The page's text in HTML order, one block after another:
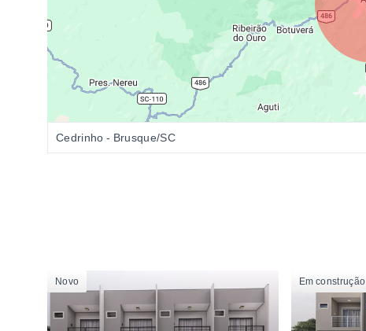
Cedrinho - Brusque/SC
Novo Em construção